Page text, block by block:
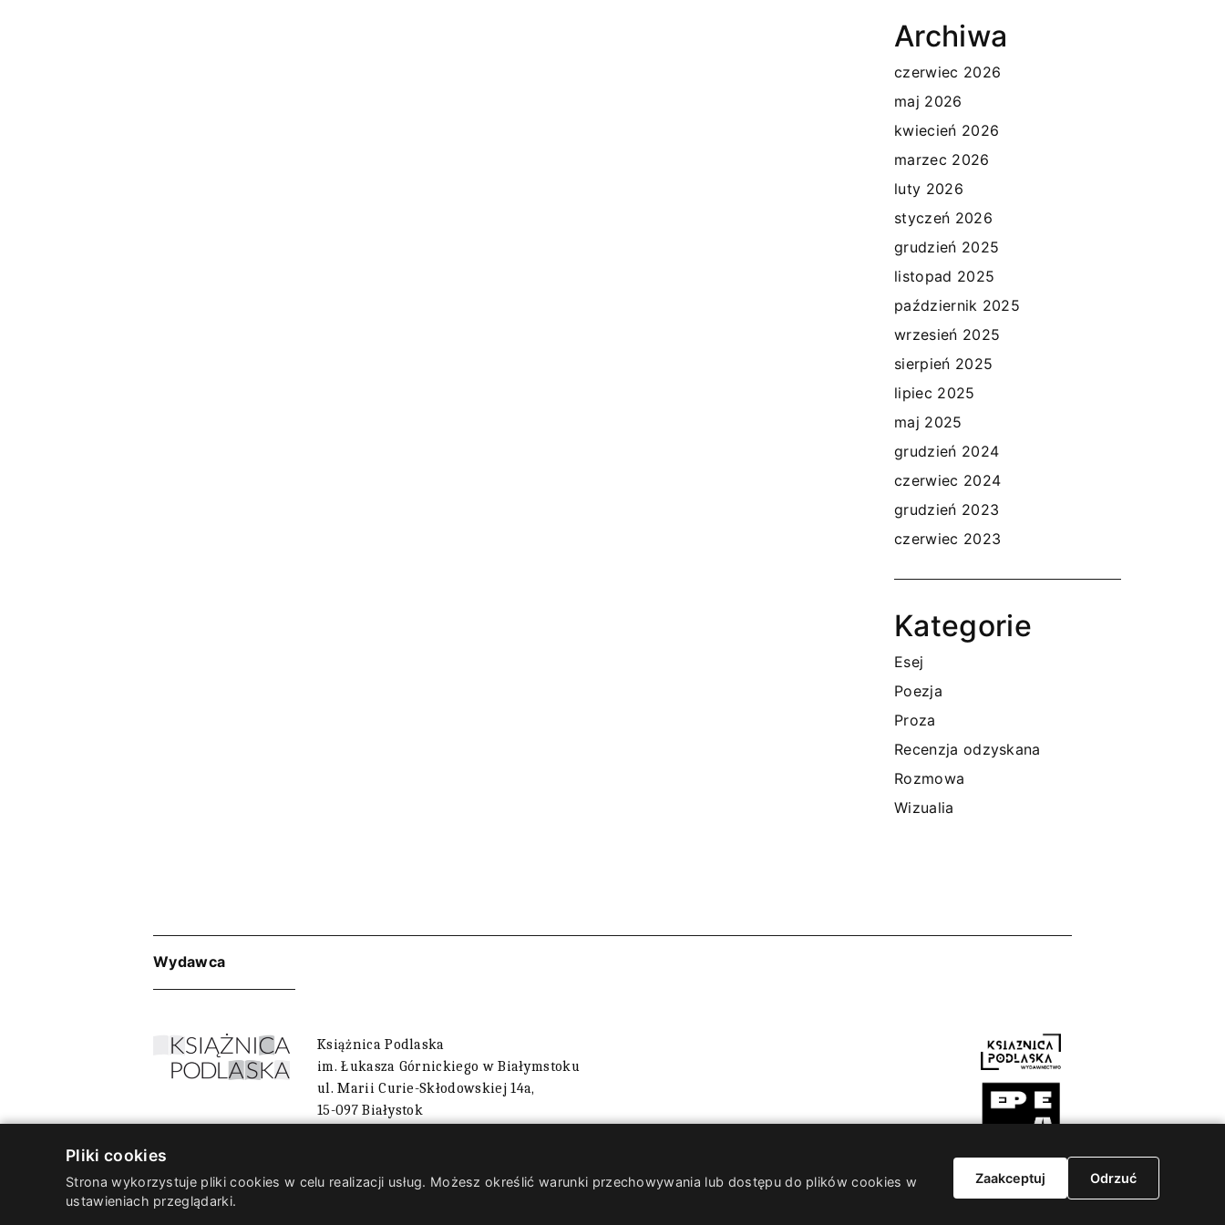
Archiwa
czerwiec 2026
maj 2026
kwiecień 2026
marzec 2026
luty 2026
styczeń 2026
grudzień 2025
listopad 2025
październik 2025
wrzesień 2025
sierpień 2025
lipiec 2025
maj 2025
grudzień 2024
czerwiec 2024
grudzień 2023
czerwiec 2023
Kategorie
Esej
Poezja
Proza
Recenzja odzyskana
Rozmowa
Wizualia
Wydawca
Książnica Podlaska
im. Łukasza Górnickiego w Białymstoku
ul. Marii Curie-Skłodowskiej 14a,
15-097 Białystok
Pliki cookies
Strona wykorzystuje pliki cookies w celu realizacji usług. Możesz określić warunki przechowywania lub dostępu do plików cookies w
ustawieniach przeglądarki.
Zaakceptuj Odrzuć